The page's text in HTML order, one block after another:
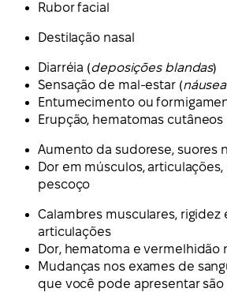
Rubor facial
Destilação nasal
Diarréia (deposições blandas)
Sensação de mal-estar (
Entumecimento ou
Erupção, hematomas cutâneos
Aumento da sudorese, suores
Dor em músculos,
pescoço
Calambres musculares, rigidez
articulações
Dor, hematoma e vermelhidão
Mudanças nos exames de
que você pode apresentar são